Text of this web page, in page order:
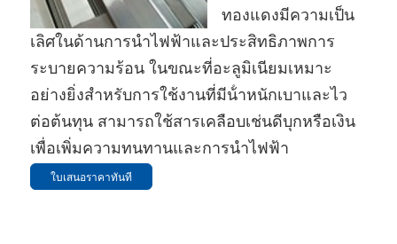
ทองแดงมีความเป็น
เลิศในด้านการนําไฟฟ้าและประสิทธิภาพการ
ระบายความร้อน ในขณะที่อะลูมิเนียมเหมาะ
อย่างยิ่งสําหรับการใช้งานที่มีน้ําหนักเบาและไว
ต่อต้นทุน สามารถใช้สารเคลือบเช่นดีบุกหรือเงิน
เพื่อเพิ่มความทนทานและการนําไฟฟ้า
ใบเสนอราคาทันที